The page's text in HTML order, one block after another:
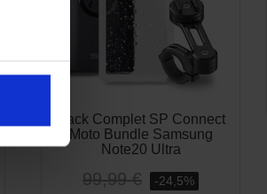
Pack Complet SP Connect
Moto Bundle Samsung
Note20 Ultra
99,99 € -24,5%